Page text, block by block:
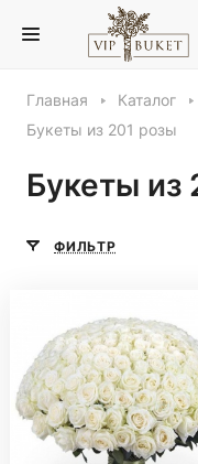
Главная Каталог
Букеты из 201 розы
Букеты из
ФИЛЬТР